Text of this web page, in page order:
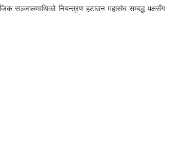
सञ्जालमाथिको नियन्त्रण हटाउन महासंघ सम्बद्ध पक्षसँग